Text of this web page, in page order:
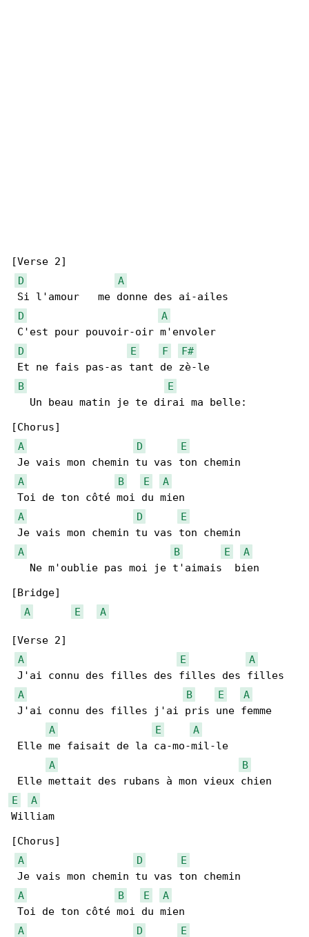
[Verse 2]
D
A
Si l'amour   me donne des ai-ailes
D
A
C'est pour pouvoir-oir m'envoler
D
E F
F#
Et ne fais pas-as tant de zè-le
B
E
   Un beau matin je te dirai ma belle:
[Chorus]
A
D
E
Je vais mon chemin tu vas ton chemin
A
B E
A
Toi de ton côté moi du mien
A
D
E
Je vais mon chemin tu vas ton chemin
A
B E
A
   Ne m'oublie pas moi je t'aimais  bien
[Bridge]
A
E A
[Verse 2]
A
E
A
J'ai connu des filles des filles des filles
A
B E
A
J'ai connu des filles j'ai pris une femme
A
E
A
Elle me faisait de la ca-mo-mil-le
A
B
E
A
William
[Chorus]
A
D
E
Je vais mon chemin tu vas ton chemin
A
B E
A
Toi de ton côté moi du mien
A
D E